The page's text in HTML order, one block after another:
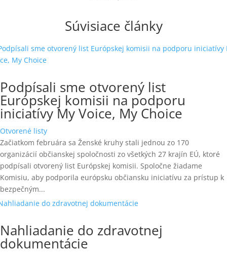
Súvisiace články
Podpísali sme otvorený list
Európskej komisii na podporu
iniciatívy My Voice, My Choice
Otvorené listy
Začiatkom februára sa Ženské kruhy stali jednou zo 170
organizácií občianskej spoločnosti zo všetkých 27 krajín EÚ, ktoré
podpísali otvorený list Európskej komisii. Spoločne žiadame
Komisiu, aby podporila európsku občiansku iniciatívu za prístup k
bezpečným...
Nahliadanie do zdravotnej
dokumentácie